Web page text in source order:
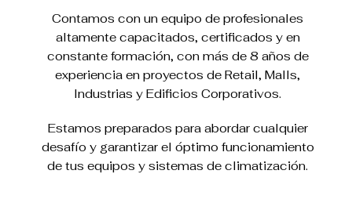
Contamos con un equipo de profesionales
altamente capacitados, certificados y en
constante formación, con más de 8 años de
experiencia en proyectos de Retail, Malls,
Industrias y Edificios Corporativos.
Estamos preparados para abordar cualquier
desafío y garantizar el óptimo funcionamiento
de tus equipos y sistemas de climatización.